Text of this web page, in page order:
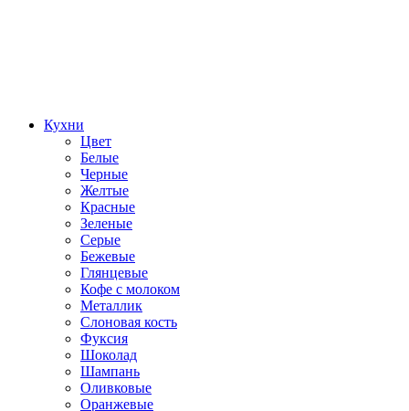
Кухни
Цвет
Белые
Черные
Желтые
Красные
Зеленые
Серые
Бежевые
Глянцевые
Кофе с молоком
Металлик
Слоновая кость
Фуксия
Шоколад
Шампань
Оливковые
Оранжевые